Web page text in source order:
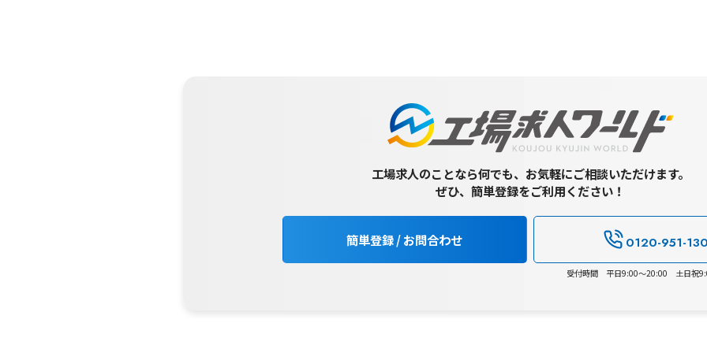
工場求人のことなら何でも、お気軽にご相談いただけます。
ぜひ、簡単登録をご利用ください！
簡単登録 / お問合わせ 0120-951-130
受付時間 平日9:00～20:00 土日祝